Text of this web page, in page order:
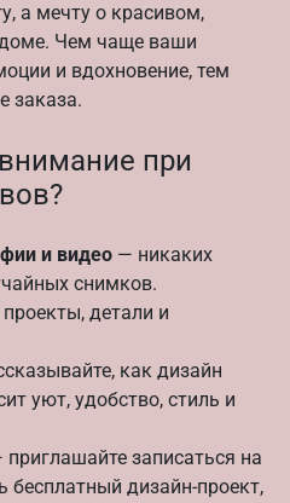
а мечту о красивом,
Чем чаще ваши
и вдохновение, тем
заказа.
при
и видео — никаких
снимков.
детали и
как дизайн
уют, удобство, стиль и
приглашайте записаться на
бесплатный дизайн-проект,